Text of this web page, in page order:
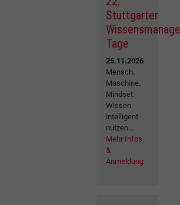
Stuttgarter
Tage
25.11.2026
Mensch.
Maschine.
Mindset:
Wissen
intelligent
nutzen...
Mehr Infos
&
Anmeldung